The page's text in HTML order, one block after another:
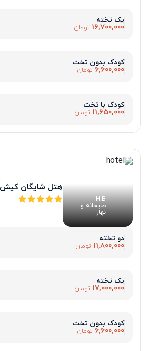
یک تخته
16,700,000 تومان
کودک بدون تخت
6,600,000 تومان
کودک با تخت
11,650,000 تومان
H.B
صبحانه و
نهار
هتل شایگان کیش
دو تخته
11,800,000 تومان
یک تخته
17,000,000 تومان
کودک بدون تخت
6,600,000 تومان